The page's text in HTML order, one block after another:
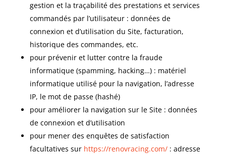
gestion et la traçabilité des prestations et services
commandés par l’utilisateur : données de
connexion et d’utilisation du Site, facturation,
historique des commandes, etc.
pour prévenir et lutter contre la fraude
informatique (spamming, hacking…) : matériel
informatique utilisé pour la navigation, l’adresse
IP, le mot de passe (hashé)
pour améliorer la navigation sur le Site : données
de connexion et d’utilisation
pour mener des enquêtes de satisfaction
facultatives sur https://renovracing.com/: adresse